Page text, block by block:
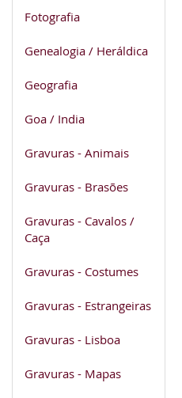
Fotografia
Genealogia / Heráldica
Geografia
Goa / India
Gravuras - Animais
Gravuras - Brasões
Gravuras - Cavalos /
Caça
Gravuras - Costumes
Gravuras - Estrangeiras
Gravuras - Lisboa
Gravuras - Mapas